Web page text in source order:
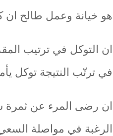
هو خيانة وعمل طالح ان
ان التوكل في ترتيب
في ترتّب النتيجة توكل
ان رضى المرء عن ثمرة
الرغبة في مواصلة